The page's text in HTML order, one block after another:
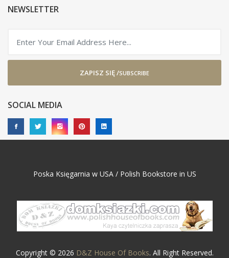
NEWSLETTER
ZAPISZ SIĘ /SUBSCRIBE
SOCIAL MEDIA
Poska Księgarnia w USA / Polish Bookstore in US
Copyright © 2026 D&Z House Of Books. All Right Reserved.